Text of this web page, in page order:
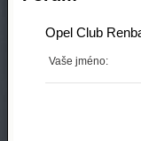
Opel Club
Vaše jméno: